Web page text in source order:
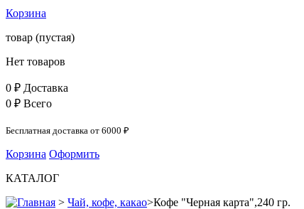
Корзина
товар (пустая)
Нет товаров
0 ₽ Доставка
0 ₽ Всего
Бесплатная доставка от 6000 ₽
Корзина Оформить
КАТАЛОГ
> Чай, кофе, какао>Кофе "Черная карта",240 гр.